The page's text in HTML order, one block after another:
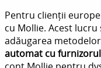
Pentru clienții
cu Mollie. Acest
adăugarea
automat cu